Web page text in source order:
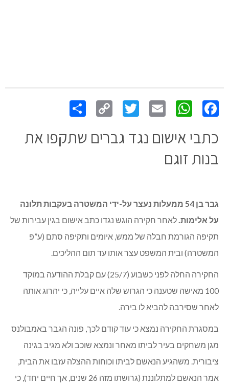
Facebook
WhatsApp
Email
Twitter
Copy
Link
כתבי אישום נגד גברים שתקפו את
בנות זוגם
גבר בן 54 ממעלות נעצר על-ידי המשטרה בעקבות תלונה
על אלימות. לאחר חקירה הוגש נגדו כתב אישום בגין עבירות של
תקיפה הגורמת חבלה של ממש, איומים ותקיפה סתם (ע”פ
המשטרה) ובית המשפט עצר אותו עד תום ההליכים.
החקירה החלה לפני כשבוע (25/7) עם קבלת ההודעה במוקד
100 מאישה שטענה כי הגרוש שלה איים עלייה, כי יהרוג אותה
לאחר שסירבה להביא לו בירה.
במסגרת החקירה נמצא כי עוד קודם לכך, פונה הגבר באמבולנס
מגן משחקים בעיר לביתו מאחר ונמצא שוכב ולא מגיב בגינה
ציבורית. משהגיע הנאשם לביתו וכוחות ההצלה עזבו את הבית,
אמר הנאשם למתלוננת (גרושתו מזה 26 שנים, אך חיים יחד), כי